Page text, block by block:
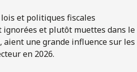
lois et politiques fiscales
ignorées et plutôt muettes dans le
aient une grande influence sur les
en 2026.